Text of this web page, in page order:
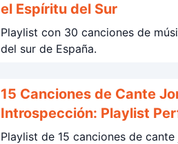
el Espíritu del Sur
Playlist con 30 canciones de
del sur de España.
15 Canciones de Cante
Introspección: Playlist
Playlist de 15 canciones de